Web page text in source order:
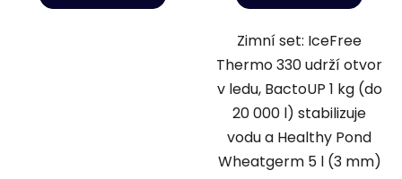
Zimní set: IceFree
Thermo 330 udrží otvor
v ledu, BactoUP 1 kg (do
20 000 l) stabilizuje
vodu a Healthy Pond
Wheatgerm 5 l (3 mm)